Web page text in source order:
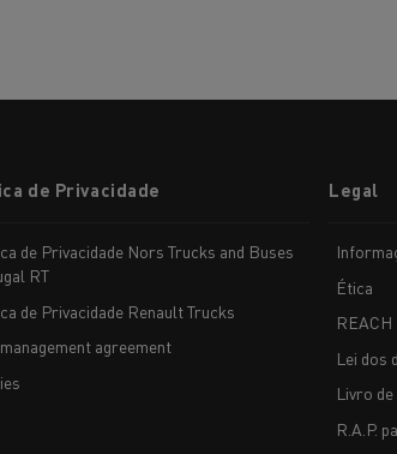
de Privacidade
de Privacidade Nors Trucks and Buses
RT
de Privacidade Renault Trucks
agreement
Legal
Ética
REACH
Lei dos
Livro
R.A.P.